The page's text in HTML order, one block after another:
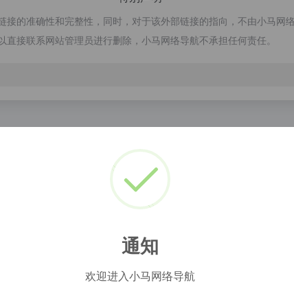
的准确性和完整性，同时，对于该外部链接的指向，不由小马
接联系网站管理员进行删除，小马网络导航不承担任何责任。
鸠摩搜索
擎
通知
欢迎进入小马网络导航